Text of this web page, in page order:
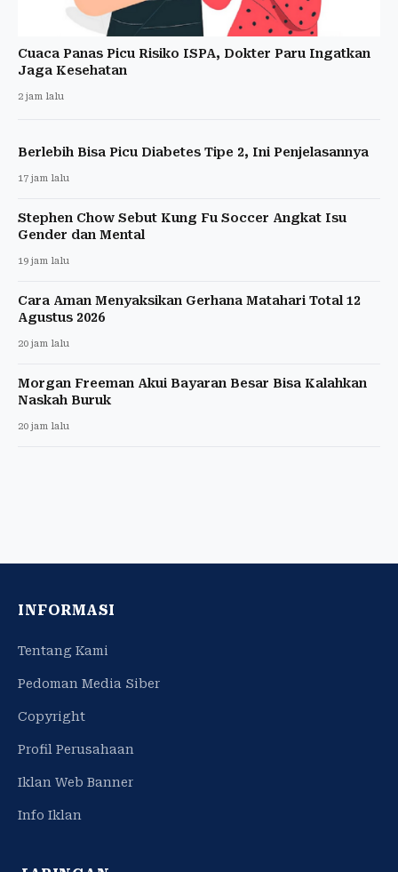
Cuaca Panas Picu Risiko ISPA, Dokter Paru Ingatkan
Jaga Kesehatan
2 jam lalu
Berlebih Bisa Picu Diabetes Tipe 2, Ini Penjelasannya
17 jam lalu
Stephen Chow Sebut Kung Fu Soccer Angkat Isu
Gender dan Mental
19 jam lalu
Cara Aman Menyaksikan Gerhana Matahari Total 12
Agustus 2026
20 jam lalu
Morgan Freeman Akui Bayaran Besar Bisa Kalahkan
Naskah Buruk
20 jam lalu
INFORMASI
Tentang Kami
Pedoman Media Siber
Copyright
Profil Perusahaan
Iklan Web Banner
Info Iklan